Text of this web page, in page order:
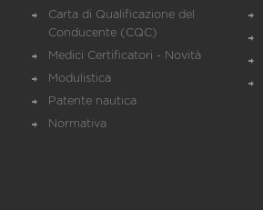
Carta di Qualificazione del
Conducente (CQC)
Medici Certificatori - Novità
Modulistica
Patente nautica
Normativa